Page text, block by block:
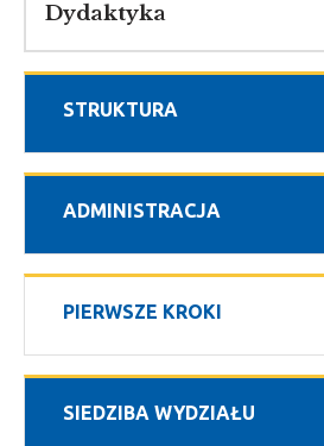
STRUKTURA
ADMINISTRACJA
PIERWSZE KROKI
SIEDZIBA WYDZIAŁU
Dydaktyka